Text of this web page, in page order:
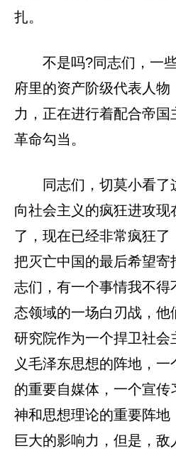
扎。
不是吗?同志们，一
府里的资产阶级代表人物
力，正在进行着配合帝国
革命勾当。
同志们，切莫小看了
向社会主义的疯狂进攻现
了，现在已经非常疯狂
把灭亡中国的最后希望寄
志们，有一个事情我不得
态领域的一场白刃战，他
研究院作为一个捍卫社会
义毛泽东思想的阵地，
的重要自媒体，一个宣
神和思想理论的重要阵地
巨大的影响力，但是，敌